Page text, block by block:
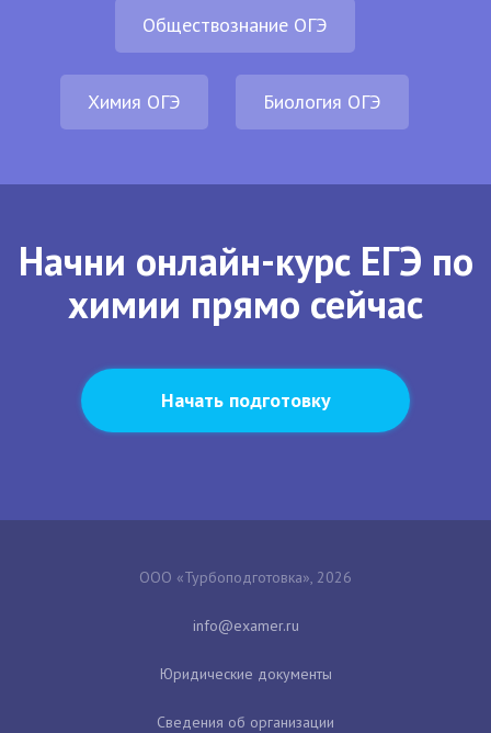
Обществознание ОГЭ
Химия ОГЭ Биология ОГЭ
Начни онлайн-курс ЕГЭ по
химии прямо сейчас
Начать подготовку
ООО «Турбоподготовка», 2026
Юридические документы
Сведения об организации